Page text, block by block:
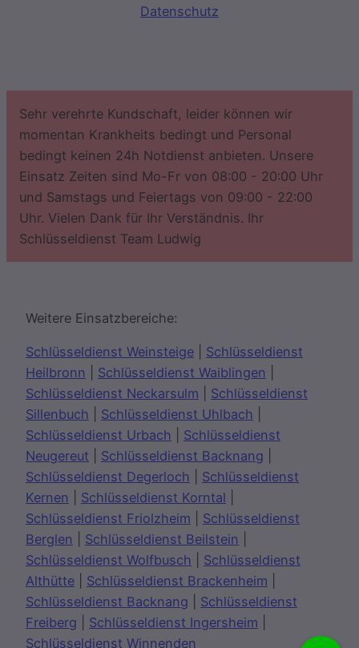
Datenschutz
Sehr verehrte Kundschaft, leider können wir
momentan Krankheits bedingt und Personal
bedingt keinen 24h Notdienst anbieten. Unsere
Einsatz Zeiten sind Mo-Fr von 08:00 - 20:00 Uhr
und Samstags und Feiertags von 09:00 - 22:00
Uhr. Vielen Dank für Ihr Verständnis. Ihr
Schlüsseldienst Team Ludwig
Weitere Einsatzbereiche:
Schlüsseldienst Weinsteige
Schlüsseldienst
Heilbronn
Schlüsseldienst Waiblingen
Schlüsseldienst Neckarsulm
Schlüsseldienst
Sillenbuch
Schlüsseldienst Uhlbach
Schlüsseldienst Urbach
Schlüsseldienst
Neugereut
Schlüsseldienst Backnang
Schlüsseldienst Degerloch
Schlüsseldienst
Kernen
Schlüsseldienst Korntal
Schlüsseldienst Friolzheim
Schlüsseldienst
Berglen
Schlüsseldienst Beilstein
Schlüsseldienst Wolfbusch
Schlüsseldienst
Althütte
Schlüsseldienst Brackenheim
Schlüsseldienst Backnang
Schlüsseldienst
Freiberg
Schlüsseldienst Ingersheim
Schlüsseldienst Winnenden